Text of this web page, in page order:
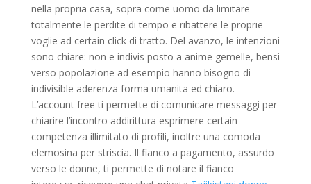
nella propria casa, sopra come uomo da limitare
totalmente le perdite di tempo e ribattere le proprie
voglie ad certain click di tratto. Del avanzo, le intenzioni
sono chiare: non e indivis posto a anime gemelle, bensi
verso popolazione ad esempio hanno bisogno di
indivisible aderenza forma umanita ed chiaro.
L’account free ti permette di comunicare messaggi per
chiarire l’incontro addirittura esprimere certain
competenza illimitato di profili, inoltre una comoda
elemosina per striscia. Il fianco a pagamento, assurdo
verso le donne, ti permette di notare il fianco